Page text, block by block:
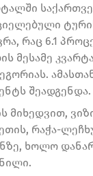
რაც 6.1
მესამე
შეადგენდა.
მიხედვით,
რაჭა-
ხოლო